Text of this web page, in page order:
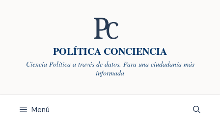
POLÍTICA CONCIENCIA
Ciencia Política a través de datos. Para una ciudadanía más
informada
Menú